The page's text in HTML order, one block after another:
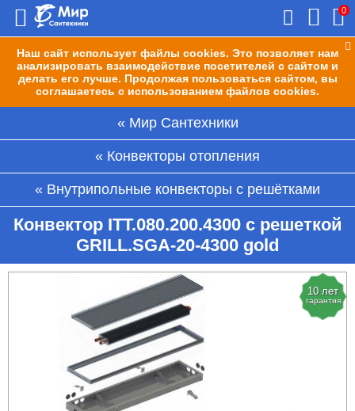
Наш сайт использует файлы cookies. Это позволяет нам
анализировать взаимодействие посетителей с сайтом и
делать его лучше. Продолжая пользоваться сайтом, вы
соглашаетесь с использованием файлов cookies.
0
Мир Сантехники
Конвекторы отопления
Внутрипольные конвекторы с решётками
Конвектор ITT.080.200.4300 с решеткой
GRILL.SGA-20-4300 gold
10 лет
гарантия